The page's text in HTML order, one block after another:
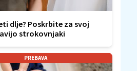
dlje? Poskrbite za svoj
strokovnjaki
PREBAVA